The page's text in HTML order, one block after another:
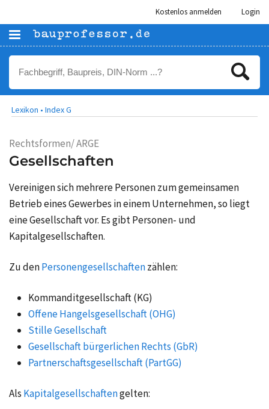
Kostenlos anmelden Login
Lexikon • Index G
Rechtsformen/ ARGE
Gesellschaften
Vereinigen sich mehrere Personen zum gemeinsamen
Betrieb eines Gewerbes in einem Unternehmen, so liegt
eine Gesellschaft vor. Es gibt Personen- und
Kapitalgesellschaften.
Zu denPersonengesellschaftenzählen:
Kommanditgesellschaft (KG)
Offene Hangelsgesellschaft (OHG)
Stille Gesellschaft
Gesellschaft bürgerlichen Rechts (GbR)
Partnerschaftsgesellschaft (PartGG)
Als Kapitalgesellschaftengelten: